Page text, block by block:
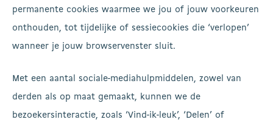
permanente cookies waarmee we jou of jouw voorkeuren
onthouden, tot tijdelijke of sessiecookies die ‘verlopen’
wanneer je jouw browservenster sluit.
Met een aantal sociale-mediahulpmiddelen, zowel van
derden als op maat gemaakt, kunnen we de
bezoekersinteractie, zoals ‘Vind-ik-leuk’, ‘Delen’ of